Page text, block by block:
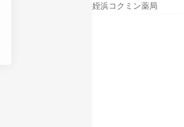
姪浜コクミン薬局